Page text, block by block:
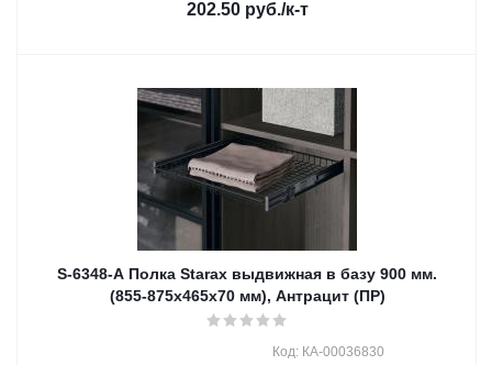
202.50руб./к-т
S-6348-A Полка Starax выдвижная в базу 900 мм.
(855-875x465x70 мм), Антрацит (ПР)
Код: КА-00036830